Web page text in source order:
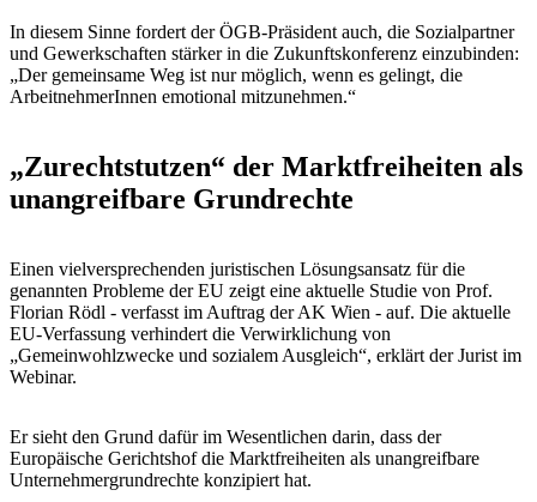
In diesem Sinne fordert der ÖGB-Präsident auch, die Sozialpartner
und Gewerkschaften stärker in die Zukunftskonferenz einzubinden:
„Der gemeinsame Weg ist nur möglich, wenn es gelingt, die
ArbeitnehmerInnen emotional mitzunehmen.“
„Zurechtstutzen“ der Marktfreiheiten als
unangreifbare Grundrechte
Einen vielversprechenden juristischen Lösungsansatz für die
genannten Probleme der EU zeigt eine aktuelle Studie von Prof.
Florian Rödl - verfasst im Auftrag der AK Wien - auf. Die aktuelle
EU-Verfassung verhindert die Verwirklichung von
„Gemeinwohlzwecke und sozialem Ausgleich“, erklärt der Jurist im
Webinar.
Er sieht den Grund dafür im Wesentlichen darin, dass der
Europäische Gerichtshof die Marktfreiheiten als unangreifbare
Unternehmergrundrechte konzipiert hat.